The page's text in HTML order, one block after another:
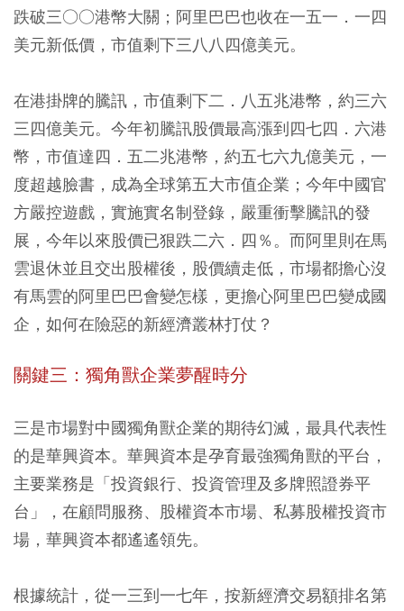
跌破三○○港幣大關；阿里巴巴也收在一五一．一四
美元新低價，市值剩下三八八四億美元。
在港掛牌的騰訊，市值剩下二．八五兆港幣，約三六
三四億美元。今年初騰訊股價最高漲到四七四．六港
幣，市值達四．五二兆港幣，約五七六九億美元，一
度超越臉書，成為全球第五大市值企業；今年中國官
方嚴控遊戲，實施實名制登錄，嚴重衝擊騰訊的發
展，今年以來股價已狠跌二六．四％。而阿里則在馬
雲退休並且交出股權後，股價續走低，市場都擔心沒
有馬雲的阿里巴巴會變怎樣，更擔心阿里巴巴變成國
企，如何在險惡的新經濟叢林打仗？
關鍵三：獨角獸企業夢醒時分
三是市場對中國獨角獸企業的期待幻滅，最具代表性
的是華興資本。華興資本是孕育最強獨角獸的平台，
主要業務是「投資銀行、投資管理及多牌照證券平
台」，在顧問服務、股權資本市場、私募股權投資市
場，華興資本都遙遙領先。
根據統計，從一三到一七年，按新經濟交易額排名第